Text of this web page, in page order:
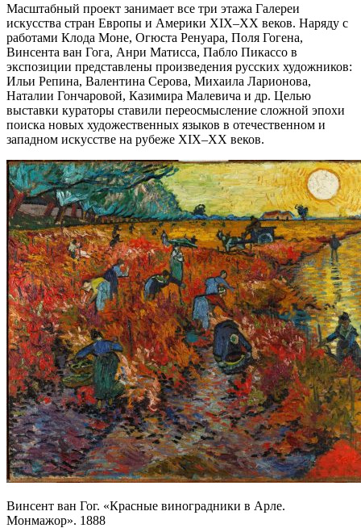
Масштабный проект занимает все три этажа Галереи
искусства стран Европы и Америки XIX–XX веков. Наряду с
работами Клода Моне, Огюста Ренуара, Поля Гогена,
Винсента ван Гога, Анри Матисса, Пабло Пикассо в
экспозиции представлены произведения русских художников:
Ильи Репина, Валентина Серова, Михаила Ларионова,
Наталии Гончаровой, Казимира Малевича и др. Целью
выставки кураторы ставили переосмысление сложной эпохи
поиска новых художественных языков в отечественном и
западном искусстве на рубеже XIX–XX веков.
Винсент ван Гог. «Красные виноградники в Арле.
Монмажор». 1888